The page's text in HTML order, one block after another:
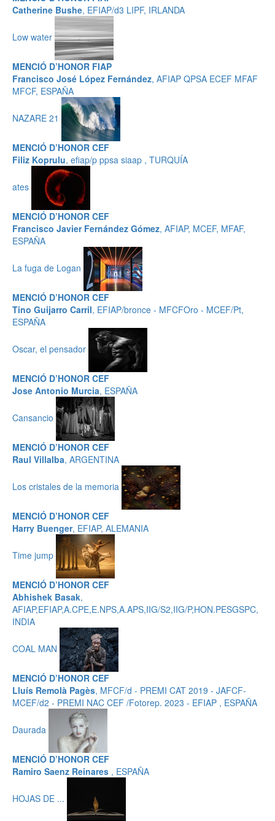
Catherine Bushe, EFIAP/d3 LIPF, IRLANDA
Low water
MENCIÓ D’HONOR FIAP
Francisco José López Fernández, AFIAP QPSA ECEF MFAF
MFCF, ESPAÑA
NAZARE 21
MENCIÓ D’HONOR CEF
Filiz Koprulu, efiap/p ppsa siaap , TURQUÍA
ates
MENCIÓ D’HONOR CEF
Francisco Javier Fernández Gómez, AFIAP, MCEF, MFAF,
ESPAÑA
La fuga de Logan
MENCIÓ D’HONOR CEF
Tino Guijarro Carril, EFIAP/bronce - MFCFOro - MCEF/Pt,
ESPAÑA
Oscar, el pensador
MENCIÓ D’HONOR CEF
Jose Antonio Murcia, ESPAÑA
Cansancio
MENCIÓ D’HONOR CEF
Raul Villalba, ARGENTINA
Los cristales de la memoria
MENCIÓ D’HONOR CEF
Harry Buenger, EFIAP, ALEMANIA
Time jump
MENCIÓ D’HONOR CEF
Abhishek Basak,
AFIAP,EFIAP,A.CPE,E.NPS,A.APS,IIG/S2,IIG/P,HON.PESGSPC,
INDIA
COAL MAN
MENCIÓ D’HONOR CEF
Lluís Remolà Pagès, MFCF/d - PREMI CAT 2019 - JAFCF-
MCEF/d2 - PREMI NAC CEF /Fotorep. 2023 - EFIAP , ESPAÑA
Daurada
MENCIÓ D’HONOR CEF
Ramiro Saenz Reinares , ESPAÑA
HOJAS DE ...